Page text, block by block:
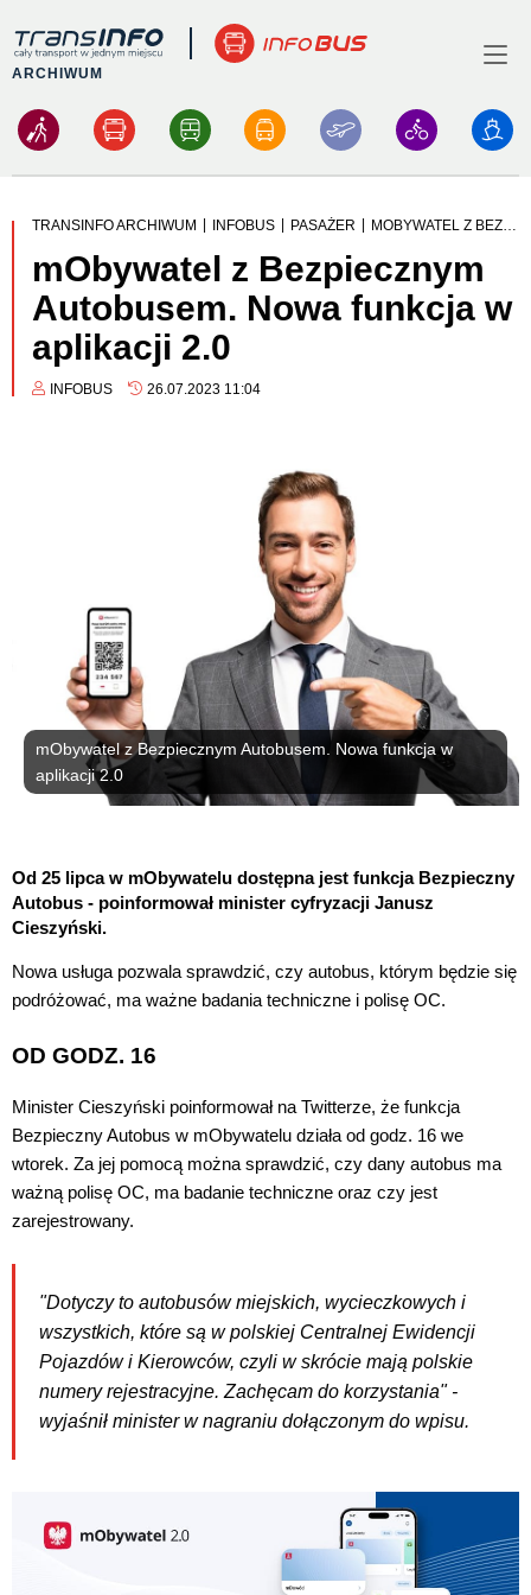
Logo
ARCHIWUM
Menu
TRANSINFO ARCHIWUM INFOBUS PASAŻER MOBYWATEL Z BEZPIECZNYM AUTOBUSEM. NOWA FUNKCJA W APLIKACJI 2.0
mObywatel z Bezpiecznym
Autobusem. Nowa funkcja w
aplikacji 2.0
INFOBUS 26.07.2023 11:04
mObywatel z Bezpiecznym Autobusem. Nowa funkcja w
aplikacji 2.0
Od 25 lipca w mObywatelu dostępna jest funkcja Bezpieczny
Autobus - poinformował minister cyfryzacji Janusz
Cieszyński.
Nowa usługa pozwala sprawdzić, czy autobus, którym będzie się
podróżować, ma ważne badania techniczne i polisę OC.
OD GODZ. 16
Minister Cieszyński poinformował na Twitterze, że funkcja
Bezpieczny Autobus w mObywatelu działa od godz. 16 we
wtorek. Za jej pomocą można sprawdzić, czy dany autobus ma
ważną polisę OC, ma badanie techniczne oraz czy jest
zarejestrowany.
"Dotyczy to autobusów miejskich, wycieczkowych i
wszystkich, które są w polskiej Centralnej Ewidencji
Pojazdów i Kierowców, czyli w skrócie mają polskie
numery rejestracyjne. Zachęcam do korzystania" -
wyjaśnił minister w nagraniu dołączonym do wpisu.